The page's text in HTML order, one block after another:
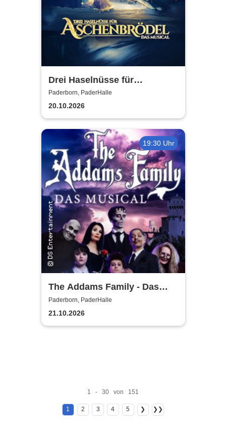
Drei Haselnüsse für
Aschenbrödel - Das Musical
Paderborn, PaderHalle
20.10.2026
19:30 Uhr
The Addams Family - Das
Musical
Paderborn, PaderHalle
21.10.2026
1 - 30 von 151
1 2 3 4 5 ❯ ❯❯